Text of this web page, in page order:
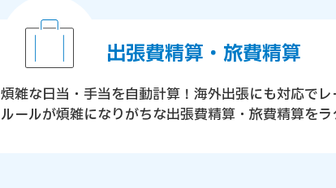
出張費精算・旅費精算
煩雑な日当・手当を自動計算！海外出張にも対応でレ
ルールが煩雑になりがちな出張費精算・旅費精算をラ